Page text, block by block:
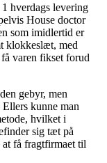
hverdags levering
House doctor
som imidlertid er
klokkeslæt, med
varen fikset forud
gebyr, men
kunne man
hvilket i
sig tæt på
få fragtfirmaet til